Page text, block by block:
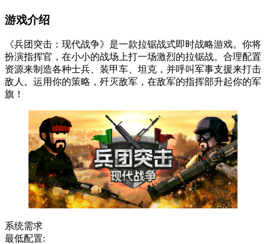
游戏介绍
《兵团突击：现代战争》是一款拉锯战式即时战略游戏。你将
扮演指挥官，在小小的战场上打一场激烈的拉锯战。合理配置
资源来制造各种士兵、装甲车、坦克，并呼叫军事支援来打击
敌人。运用你的策略，歼灭敌军，在敌军的指挥部升起你的军
旗！
系统需求
最低配置: